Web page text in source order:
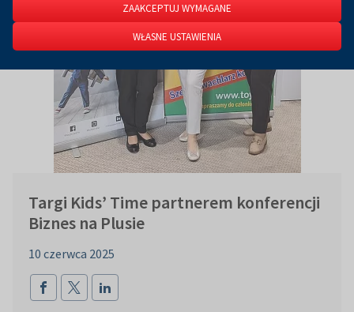
Targi Kids’ Time partnerem konferencji
Biznes na Plusie
10 czerwca 2025
ZAAKCEPTUJ WYMAGANE
WŁASNE USTAWIENIA